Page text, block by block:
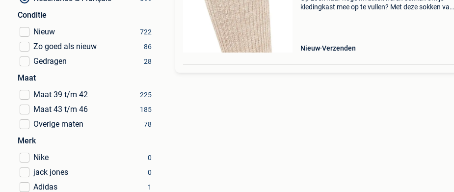
Conditie
Nieuw
722
Zo goed als nieuw 86
Gedragen 28
Maat
Maat 39 t/m 42
225
Maat 43 t/m 46 185
Overige maten 78
Merk
Nike
0
jack jones 0
Adidas 1
kledingkast mee op te vullen? Met deze sokken van
Nieuw Verzenden